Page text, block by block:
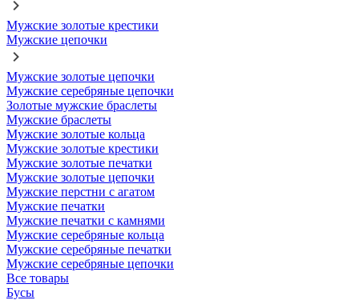
Мужские золотые крестики
Мужские цепочки
Мужские золотые цепочки
Мужские серебряные цепочки
Золотые мужские браслеты
Мужские браслеты
Мужские золотые кольца
Мужские золотые крестики
Мужские золотые печатки
Мужские золотые цепочки
Мужские перстни с агатом
Мужские печатки
Мужские печатки с камнями
Мужские серебряные кольца
Мужские серебряные печатки
Мужские серебряные цепочки
Все товары
Бусы